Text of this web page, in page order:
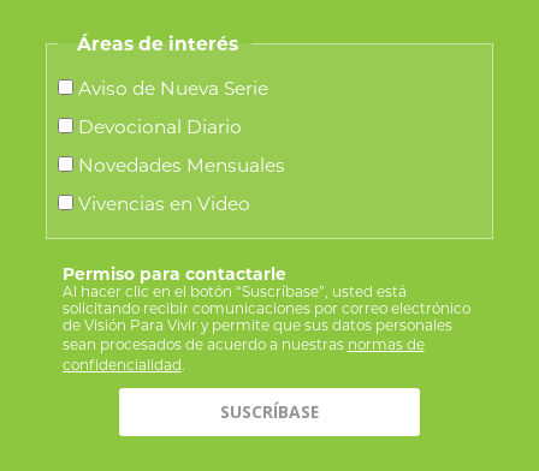
Áreas de interés
Aviso de Nueva Serie
Devocional Diario
Novedades Mensuales
Vivencias en Video
Permiso para contactarle
Al hacer clic en el botón “Suscríbase”, usted está
solicitando recibir comunicaciones por correo electrónico
de Visión Para Vivir y permite que sus datos personales
sean procesados de acuerdo a nuestras normas de
confidencialidad.